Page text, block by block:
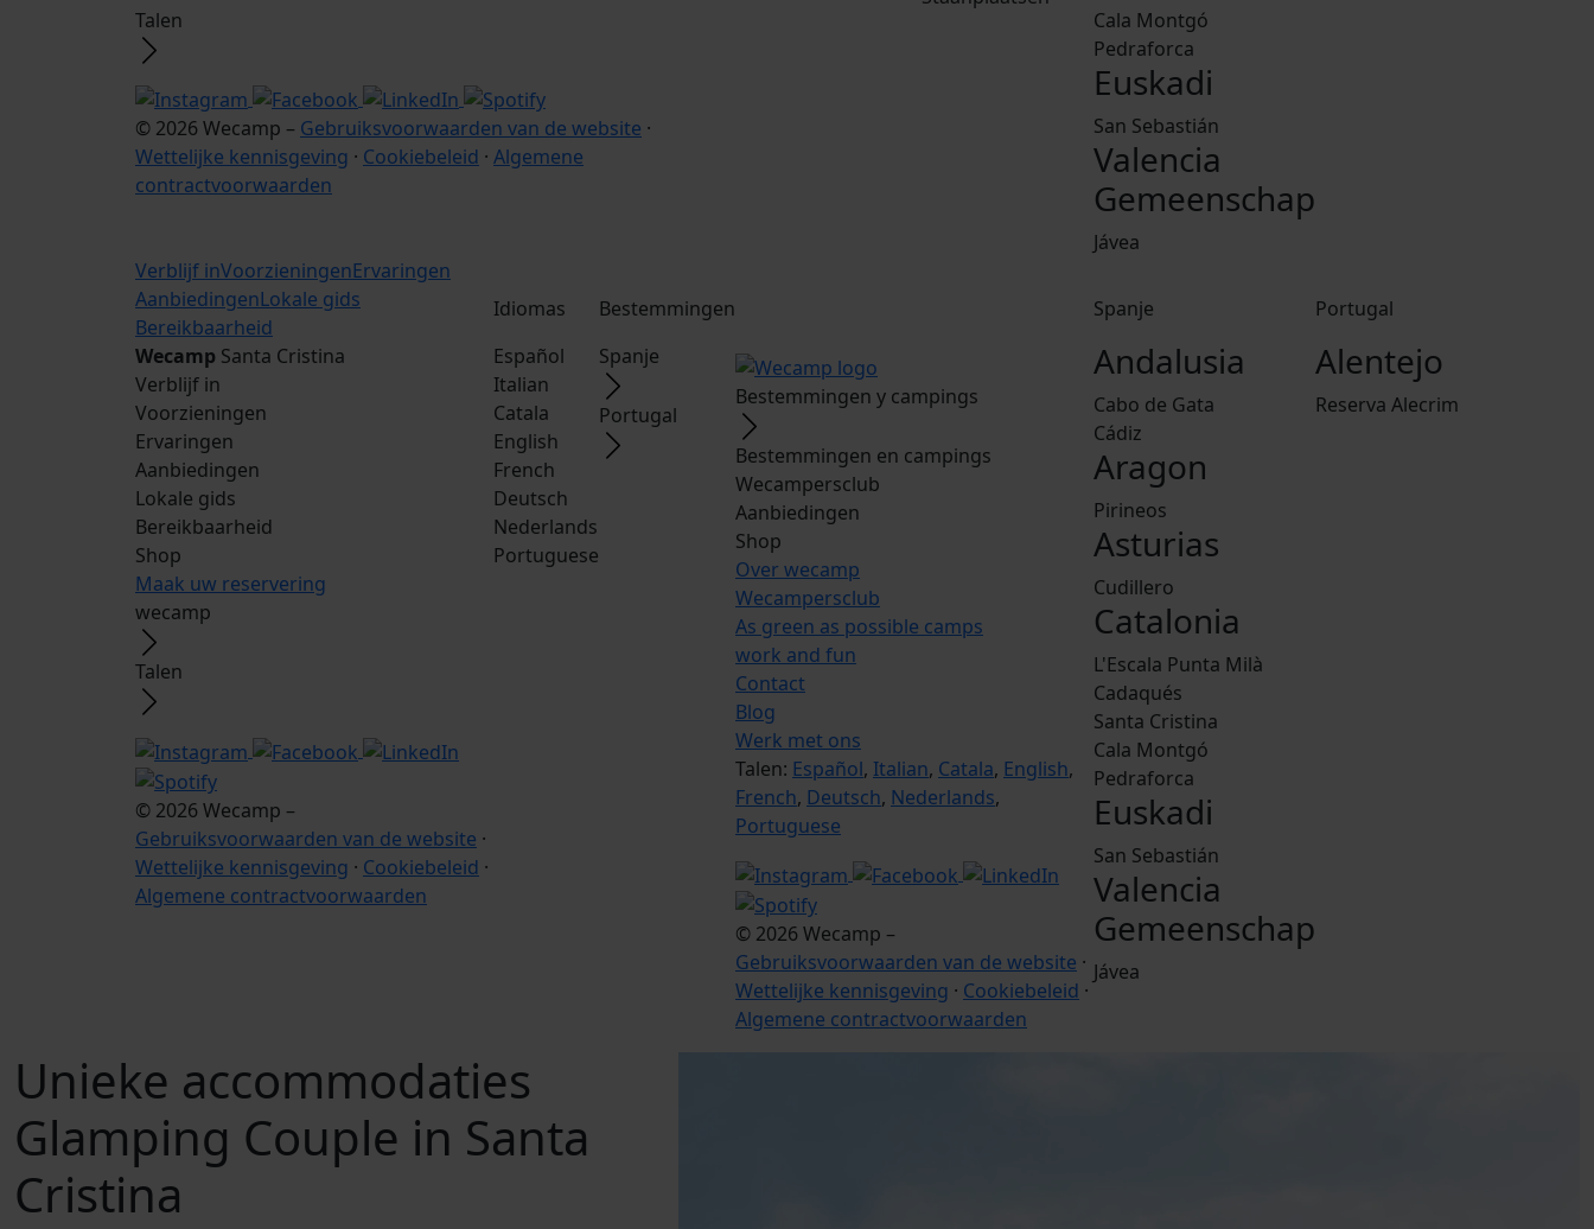
Talen
© 2026 Wecamp – Gebruiksvoorwaarden van de website ·
Wettelijke kennisgeving · Cookiebeleid · Algemene
contractvoorwaarden
Cala Montgó
Pedraforca
Euskadi
San Sebastián
Valencia
Gemeenschap
Jávea
Verblijf inVoorzieningenErvaringen
AanbiedingenLokale gids
Bereikbaarheid
Wecamp Santa Cristina
Verblijf in
Voorzieningen
Ervaringen
Aanbiedingen
Lokale gids
Bereikbaarheid
Shop
Maak uw reservering
wecamp
Talen
© 2026 Wecamp –
Gebruiksvoorwaarden van de website ·
Wettelijke kennisgeving · Cookiebeleid ·
Algemene contractvoorwaarden
Idiomas
Español
Italian
Catala
English
French
Deutsch
Nederlands
Portuguese
Bestemmingen
Spanje
Portugal
Bestemmingen y campings
Bestemmingen en campings
Wecampersclub
Aanbiedingen
Shop
Over wecamp
Wecampersclub
As green as possible camps
work and fun
Contact
Blog
Werk met ons
Talen: Español, Italian, Catala, English,
French, Deutsch, Nederlands,
Portuguese
© 2026 Wecamp –
Gebruiksvoorwaarden van de website ·
Wettelijke kennisgeving · Cookiebeleid ·
Algemene contractvoorwaarden
Spanje
Andalusia
Cabo de Gata
Cádiz
Aragon
Pirineos
Asturias
Cudillero
Catalonia
L'Escala Punta Milà
Cadaqués
Santa Cristina
Cala Montgó
Pedraforca
Euskadi
San Sebastián
Valencia
Gemeenschap
Jávea
Portugal
Alentejo
Reserva Alecrim
Unieke accommodaties
Glamping Couple in Santa
Cristina